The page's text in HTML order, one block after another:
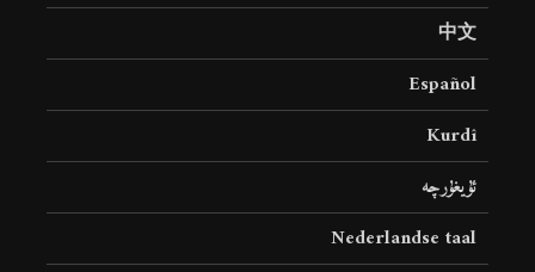
中文
Español
Kurdî
ئۇيغۇرچە
Nederlandse taal